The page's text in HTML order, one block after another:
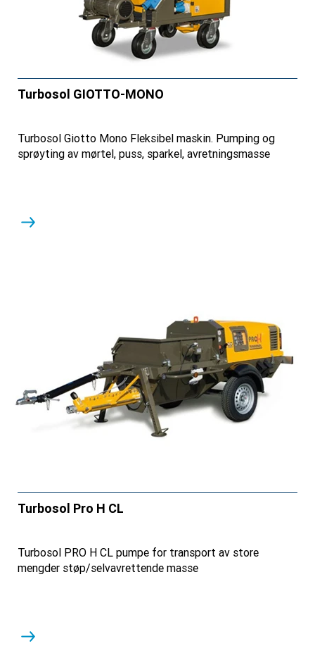
Turbosol GIOTTO-MONO
Turbosol Giotto Mono Fleksibel maskin. Pumping og
sprøyting av mørtel, puss, sparkel, avretningsmasse
Turbosol Pro H CL
Turbosol PRO H CL pumpe for transport av store
mengder støp/selvavrettende masse